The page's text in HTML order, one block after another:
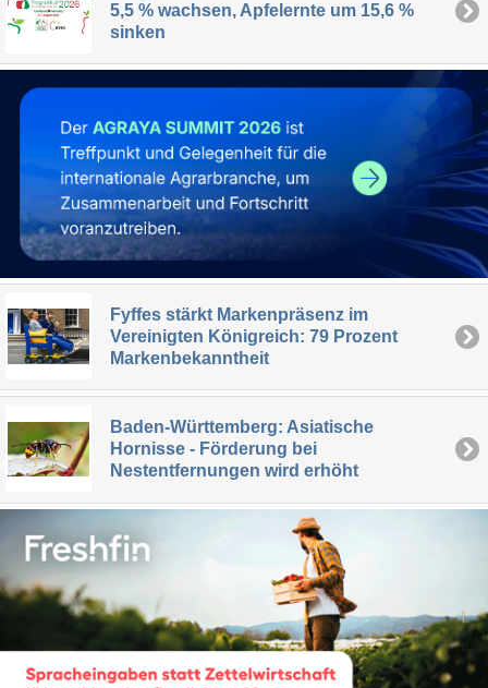
5,5 % wachsen, Apfelernte um 15,6 %
sinken
Fyffes stärkt Markenpräsenz im
Vereinigten Königreich: 79 Prozent
Markenbekanntheit
Baden-Württemberg: Asiatische
Hornisse - Förderung bei
Nestentfernungen wird erhöht